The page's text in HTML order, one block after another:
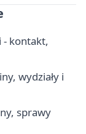
- kontakt,
wydziały i
sprawy